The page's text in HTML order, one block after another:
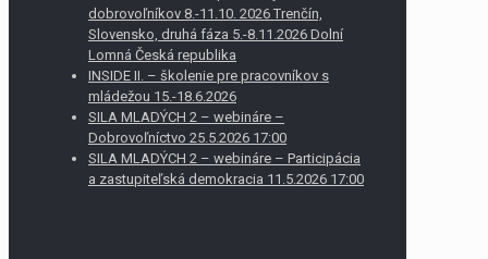
dobrovoľníkov 8.-11.10. 2026 Trenčín,
Slovensko, druhá fáza 5.-8.11.2026 Dolní
Lomná Česká republika
INSIDE II. – školenie pre pracovníkov s
mládežou 15.-18.6.2026
SILA MLADÝCH 2 – webináre –
Dobrovoľníctvo 25.5.2026 17:00
SILA MLADÝCH 2 – webináre – Participácia
a zastupiteľská demokracia 11.5.2026 17:00